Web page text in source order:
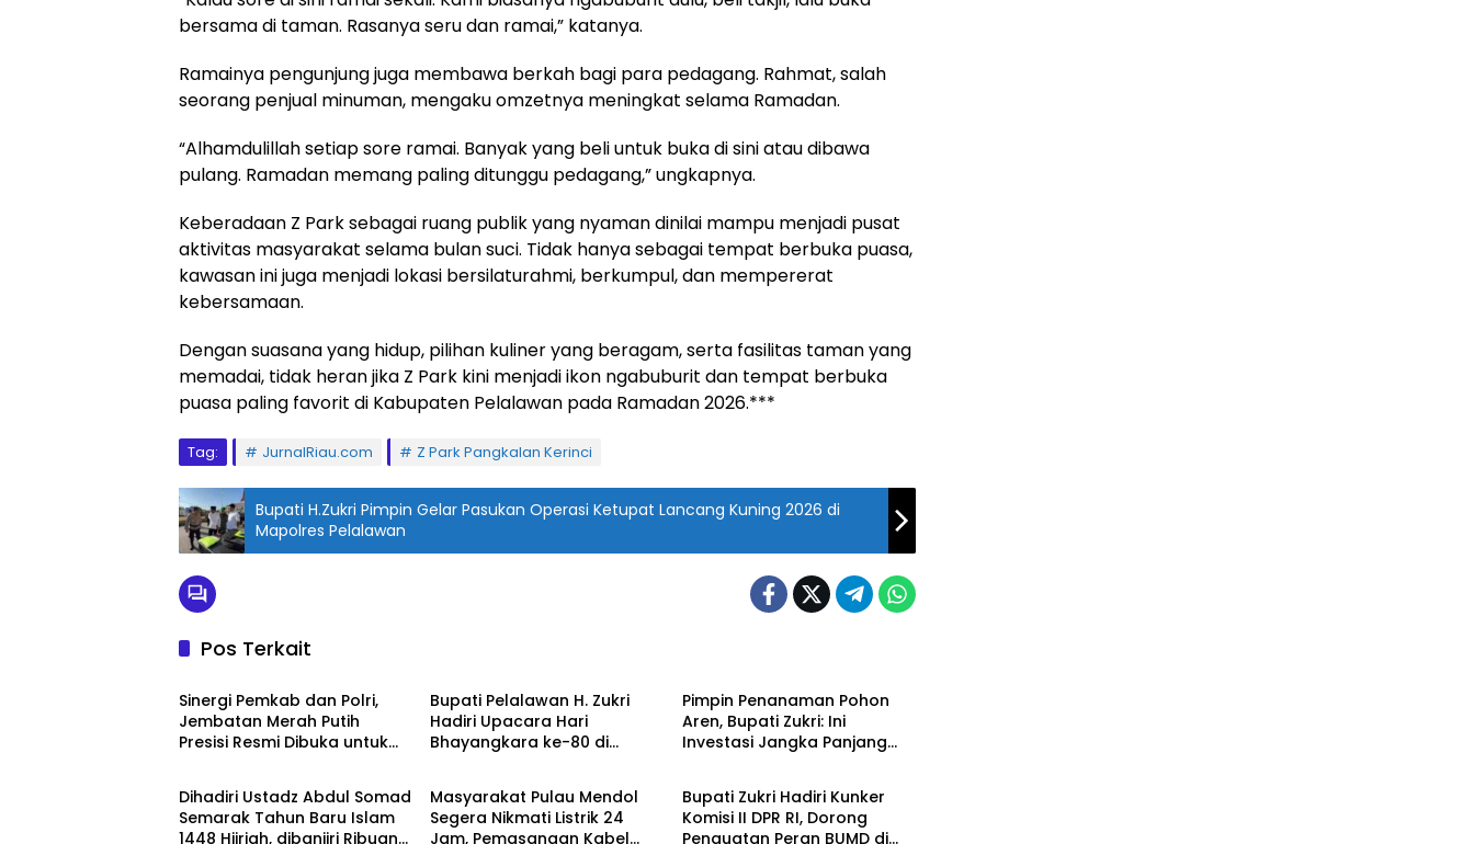
bersama di taman. Rasanya seru dan ramai,” katanya.
Ramainya pengunjung juga membawa berkah bagi para pedagang. Rahmat, salah
seorang penjual minuman, mengaku omzetnya meningkat selama Ramadan.
“Alhamdulillah setiap sore ramai. Banyak yang beli untuk buka di sini atau dibawa
pulang. Ramadan memang paling ditunggu pedagang,” ungkapnya.
Keberadaan Z Park sebagai ruang publik yang nyaman dinilai mampu menjadi pusat
aktivitas masyarakat selama bulan suci. Tidak hanya sebagai tempat berbuka puasa,
kawasan ini juga menjadi lokasi bersilaturahmi, berkumpul, dan mempererat
kebersamaan.
Dengan suasana yang hidup, pilihan kuliner yang beragam, serta fasilitas taman yang
memadai, tidak heran jika Z Park kini menjadi ikon ngabuburit dan tempat berbuka
puasa paling favorit di Kabupaten Pelalawan pada Ramadan 2026.***
Tag: JurnalRiau.com Z Park Pangkalan Kerinci
Bupati H.Zukri Pimpin Gelar Pasukan Operasi Ketupat Lancang Kuning 2026 di
Mapolres Pelalawan
Pos Terkait
Berita
Sinergi Pemkab dan Polri,
Jembatan Merah Putih
Presisi Resmi Dibuka untuk
Bupati Pelalawan H. Zukri
Hadiri Upacara Hari
Bhayangkara ke-80 di
Pimpin Penanaman Pohon
Aren, Bupati Zukri: Ini
Investasi Jangka Panjang
Berita
Dihadiri Ustadz Abdul Somad
Semarak Tahun Baru Islam
1448 Hijriah, dibanjiri Ribuan
Berita
Masyarakat Pulau Mendol
Segera Nikmati Listrik 24
Jam, Pemasangan Kabel
Berita
Bupati Zukri Hadiri Kunker
Komisi II DPR RI, Dorong
Penguatan Peran BUMD di